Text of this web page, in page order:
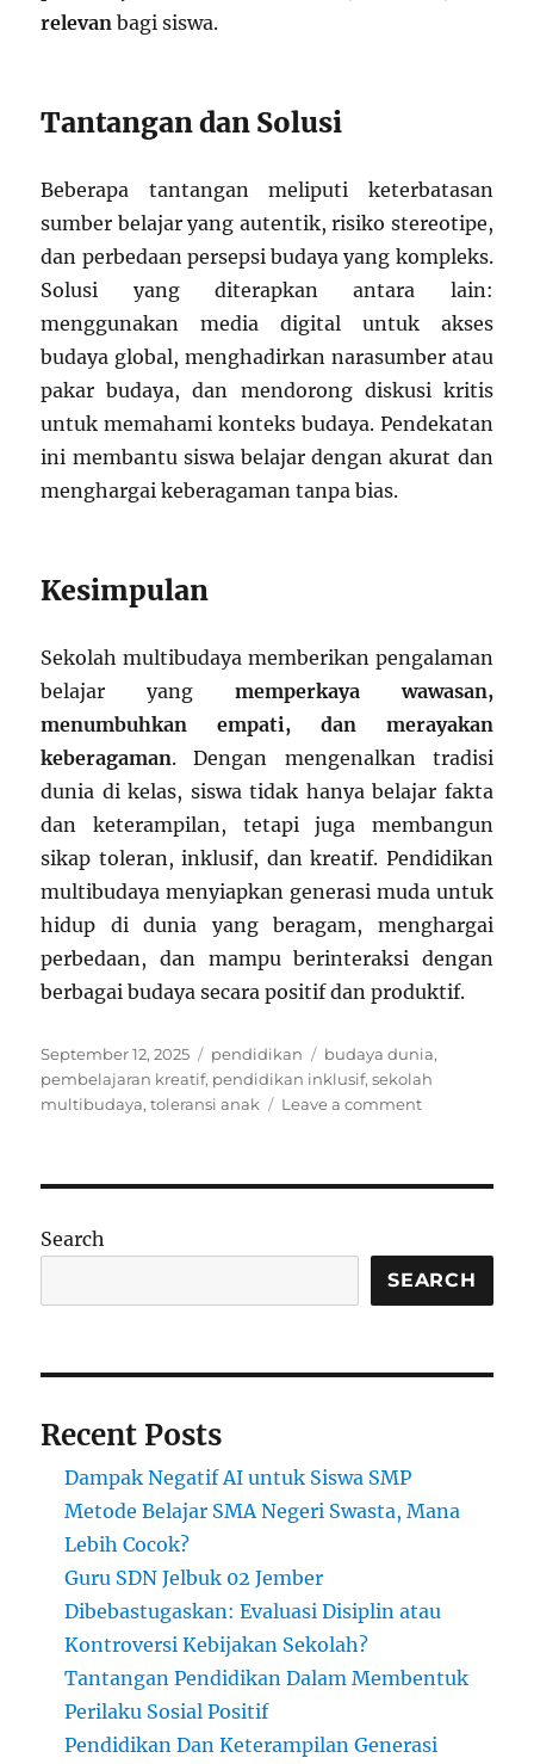
relevan bagi siswa.
Tantangan dan Solusi
Beberapa tantangan meliputi keterbatasan
sumber belajar yang autentik, risiko stereotipe,
dan perbedaan persepsi budaya yang kompleks.
Solusi yang diterapkan antara lain:
menggunakan media digital untuk akses
budaya global, menghadirkan narasumber atau
pakar budaya, dan mendorong diskusi kritis
untuk memahami konteks budaya. Pendekatan
ini membantu siswa belajar dengan akurat dan
menghargai keberagaman tanpa bias.
Kesimpulan
Sekolah multibudaya memberikan pengalaman
belajar yang memperkaya wawasan,
menumbuhkan empati, dan merayakan
keberagaman. Dengan mengenalkan tradisi
dunia di kelas, siswa tidak hanya belajar fakta
dan keterampilan, tetapi juga membangun
sikap toleran, inklusif, dan kreatif. Pendidikan
multibudaya menyiapkan generasi muda untuk
hidup di dunia yang beragam, menghargai
perbedaan, dan mampu berinteraksi dengan
berbagai budaya secara positif dan produktif.
Posted
on
September 12, 2025 Categories
pendidikan Tags
budaya dunia,
pembelajaran kreatif, pendidikan inklusif,sekolah
multibudaya,toleransi anak Leave a commenton
di
Kelas
Search
SEARCH
Recent Posts
Dampak Negatif AI untuk Siswa SMP
Metode Belajar SMA Negeri Swasta, Mana
Lebih Cocok?
Guru SDN Jelbuk 02 Jember
Dibebastugaskan: Evaluasi Disiplin atau
Kontroversi Kebijakan Sekolah?
Tantangan Pendidikan Dalam Membentuk
Perilaku Sosial Positif
Pendidikan Dan Keterampilan Generasi